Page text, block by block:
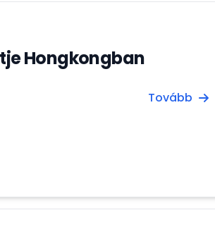
Hongkongban
Tovább